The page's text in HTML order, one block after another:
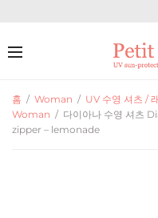
홈 / Woman / UV 수영 셔츠 /
Woman / 다이아나 수영 셔츠
zipper – lemonade